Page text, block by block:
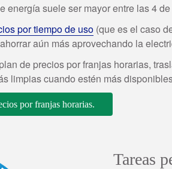
energía suele ser mayor entre las 4
por tiempo de uso (que es el caso
aún más aprovechando la
de precios por franjas horarias,
limpias cuando estén más
por franjas horarias.
Tareas